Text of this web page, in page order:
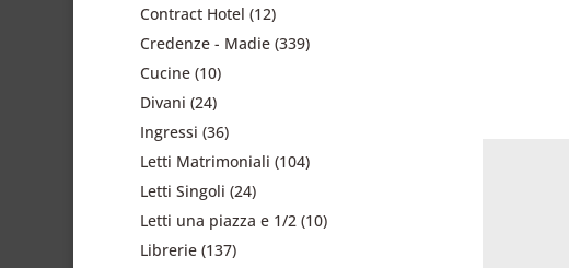
Contract Hotel (12)
Credenze - Madie (339)
Cucine (10)
Divani (24)
Ingressi (36)
Letti Matrimoniali (104)
Letti Singoli (24)
Letti una piazza e 1/2 (10)
Librerie (137)